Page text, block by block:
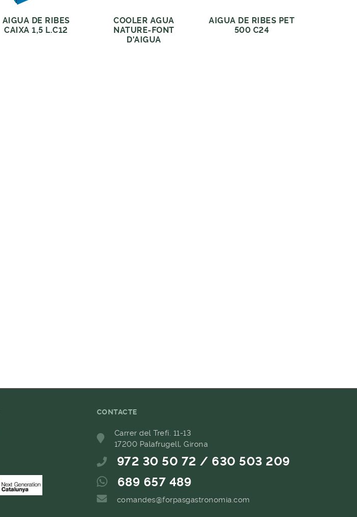
AIGUA DE RIBES
CAIXA 1,5 L.C12
COOLER AGUA
NATURE-FONT
D'AIGUA
AIGUA DE RIBES PET
500 C24
CONTACTE
Carrer del Trefí. 11-13
17200 Palafrugell, Girona
972 30 50 72 / 630 503 209
689 657 489
comandes@forpasgastronomia.com